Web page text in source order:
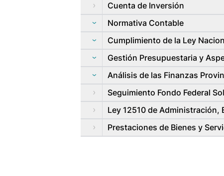
Cuenta de Inversión
Normativa Contable
Cumplimiento de la Ley
Gestión Presupuestaria y
Análisis de las Finanzas
Seguimiento Fondo Federal
Ley 12510 de
Prestaciones de Bienes y